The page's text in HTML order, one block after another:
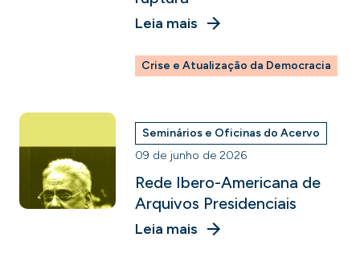
Leia mais
Crise e Atualização da Democracia
Seminários e Oficinas do Acervo
09 de junho de 2026
Rede Ibero-Americana de
Arquivos Presidenciais
Leia mais